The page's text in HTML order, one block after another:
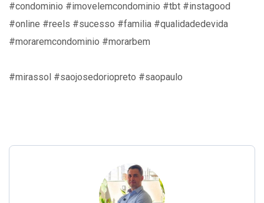
#condominio #imovelemcondominio #tbt #instagood
#online #reels #sucesso #familia #qualidadedevida
#moraremcondominio #morarbem
#mirassol #saojosedoriopreto #saopaulo